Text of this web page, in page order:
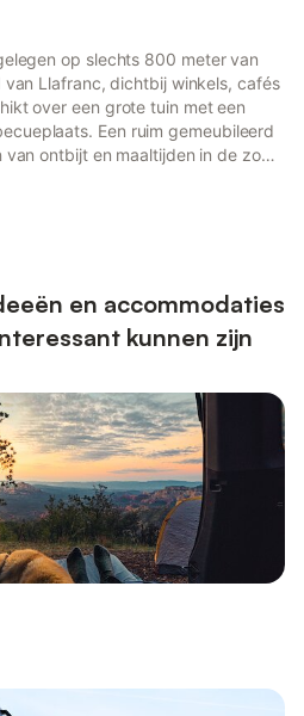
op slechts 800 meter van
Llafranc, dichtbij winkels, cafés
over een grote tuin met een
Een ruim gemeubileerd
ontbijt en maaltijden in de zon
het zwembad. Volledig uitgeruste
en accommodaties
kunnen zijn